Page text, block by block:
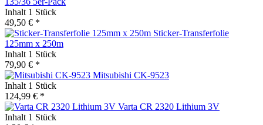
Inhalt 1 Stück
49,50 € *
Sticker-Transferfolie
125mm x 250m
Inhalt 1 Stück
79,90 € *
Mitsubishi CK-9523
Inhalt 1 Stück
124,99 € *
Varta CR 2320 Lithium 3V
Inhalt 1 Stück